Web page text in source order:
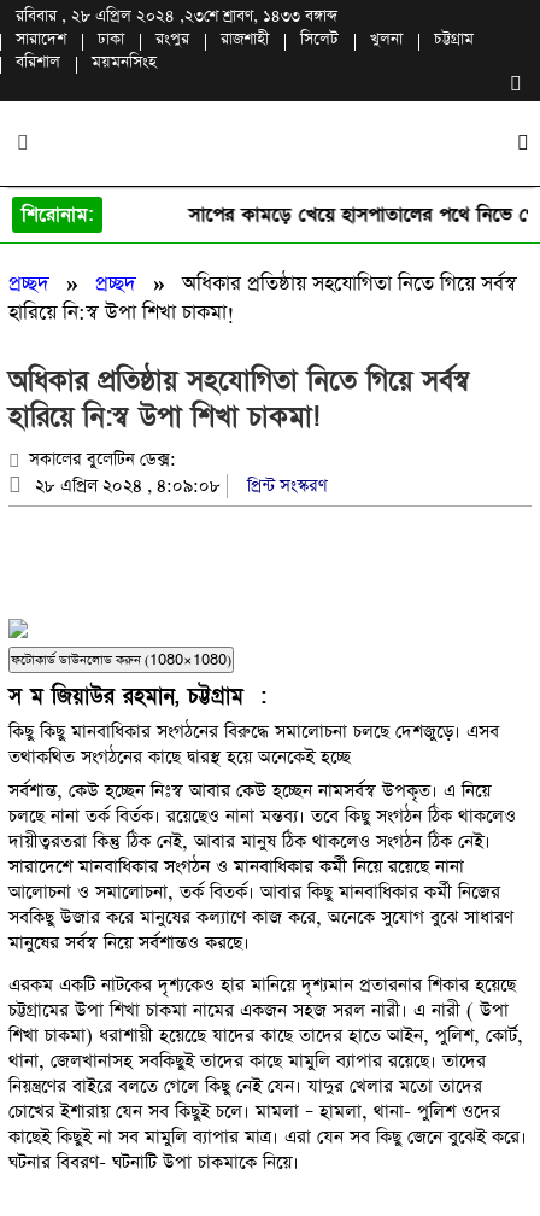
রবিবার , ২৮ এপ্রিল ২০২৪ ,২৩শে শ্রাবণ, ১৪৩৩ বঙ্গাব্দ
সারাদেশ
ঢাকা রংপুর রাজশাহী সিলেট খুলনা
চট্টগ্রাম
বরিশাল
ময়মনসিংহ
শিরোনাম: সাপের কামড়ে খেয়ে হাসপাতালের পথে নিভে
প্রচ্ছদ» প্রচ্ছদ»অধিকার প্রতিষ্ঠায় সহযোগিতা নিতে গিয়ে সর্বস্ব
হারিয়ে নি:স্ব উপা শিখা চাকমা!
অধিকার প্রতিষ্ঠায় সহযোগিতা নিতে গিয়ে সর্বস্ব
হারিয়ে নি:স্ব উপা শিখা চাকমা!
সকালের বুলেটিন ডেক্স:
২৮ এপ্রিল ২০২৪ , ৪:০৯:০৮
প্রিন্ট সংস্করণ
ফটোকার্ড ডাউনলোড করুন (1080×1080)
স ম জিয়াউর রহমান, চট্টগ্রাম :
কিছু কিছু মানবাধিকার সংগঠনের বিরুদ্ধে সমালোচনা চলছে দেশজুড়ে। এসব
তথাকথিত সংগঠনের কাছে দ্বারস্থ হয়ে অনেকেই হচ্ছে
সর্বশান্ত, কেউ হচ্ছেন নিঃস্ব আবার কেউ হচ্ছেন নামসর্বস্ব উপকৃত। এ নিয়ে
চলছে নানা তর্ক বির্তক। রয়েছেও নানা মন্তব্য। তবে কিছু সংগঠন ঠিক থাকলেও
দায়ীত্বরতরা কিন্তু ঠিক নেই, আবার মানুষ ঠিক থাকলেও সংগঠন ঠিক নেই।
সারাদেশে মানবাধিকার সংগঠন ও মানবাধিকার কর্মী নিয়ে রয়েছে নানা
আলোচনা ও সমালোচনা, তর্ক বিতর্ক। আবার কিছু মানবাধিকার কর্মী নিজের
সবকিছু উজার করে মানুষের কল্যাণে কাজ করে, অনেকে সুযোগ বুঝে সাধারণ
মানুষের সর্বস্ব নিয়ে সর্বশান্তও করছে।
এরকম একটি নাটকের দৃশ্যকেও হার মানিয়ে দৃশ্যমান প্রতারনার শিকার হয়েছে
চট্টগ্রামের উপা শিখা চাকমা নামের একজন সহজ সরল নারী। এ নারী ( উপা
শিখা চাকমা) ধরাশায়ী হয়েছেে যাদের কাছে তাদের হাতে আইন, পুলিশ, কোর্ট,
থানা, জেলখানাসহ সবকিছুই তাদের কাছে মামুলি ব্যাপার রয়েছে। তাদের
নিয়ন্ত্রণের বাইরে বলতে গেলে কিছু নেই যেন। যাদুর খেলার মতো তাদের
চোখের ইশারায় যেন সব কিছুই চলে। মামলা – হামলা, থানা- পুলিশ ওদের
কাছেই কিছুই না সব মামুলি ব্যাপার মাত্র। এরা যেন সব কিছু জেনে বুঝেই করে।
ঘটনার বিবরণ- ঘটনাটি উপা চাকমাকে নিয়ে।